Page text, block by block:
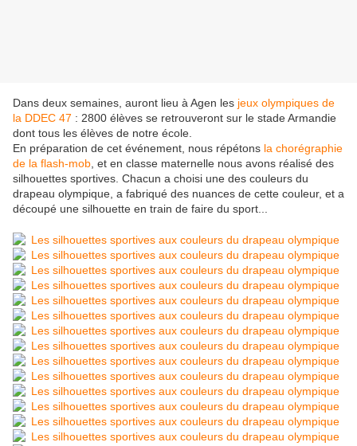
Dans deux semaines, auront lieu à Agen les jeux olympiques de
la DDEC 47 : 2800 élèves se retrouveront sur le stade Armandie
dont tous les élèves de notre école.
En préparation de cet événement, nous répétons la chorégraphie
de la flash-mob , et en classe maternelle nous avons réalisé des
silhouettes sportives. Chacun a choisi une des couleurs du
drapeau olympique, a fabriqué des nuances de cette couleur, et a
découpé une silhouette en train de faire du sport...